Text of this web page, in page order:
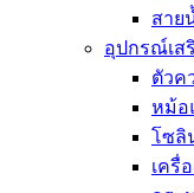
สาย
อุปกรณ์เส
ตัวค
หม้อ
โซลิ
เครื่